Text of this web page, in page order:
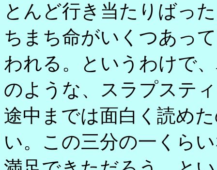
とんど行き当たりばっ
ちまち命がいくつあっ
われる。というわけで
のような、スラプステ
途中までは面白く読め
い。この三分の一くら